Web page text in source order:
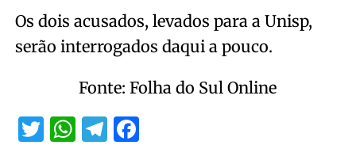
Os dois acusados, levados para a Unisp,
serão interrogados daqui a pouco.
Fonte: Folha do Sul Online
Twitter
WhatsApp
Telegram
Facebook